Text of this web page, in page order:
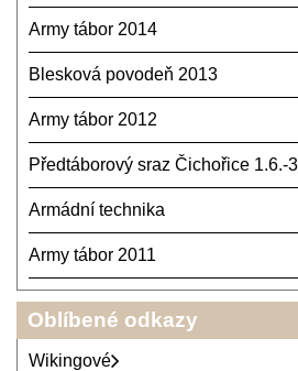
Army tábor 2014
Blesková povodeň 2013
Army tábor 2012
Předtáborový sraz Čichořice 1.6.-
Armádní technika
Army tábor 2011
Oblíbené odkazy
Wikingové